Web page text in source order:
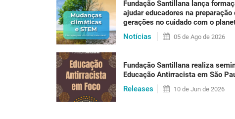
Fundação Santillana lança
ajudar educadores na preparação
gerações no cuidado com o
Notícias
05 de Ago de 2026
Fundação Santillana realiza
Educação Antirracista em São
Releases
10 de Jun de 2026
Se até alguns anos atrás a sustentabilidade
não há mais como negar: sentimos hoje os
um calor que [...]
LER PUBLICAÇÃO